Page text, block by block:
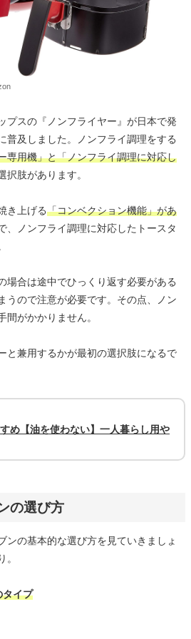
プスの『ノンフライヤー』が日本で発
普及しました。ノンフライ調理をする
専用機」と「ノンフライ調理に対応し
択肢があります。
き上げる「コンベクション機能」があ
、ノンフライ調理に対応したトースタ
場合は途中でひっくり返す必要がある
うので注意が必要です。その点、ノン
間がかかりません。
と兼用するかが最初の選択肢になるで
め【油を使わない】一人暮らし用や
の選び方
ンの基本的な選び方を見ていきましょ
。
タイプ